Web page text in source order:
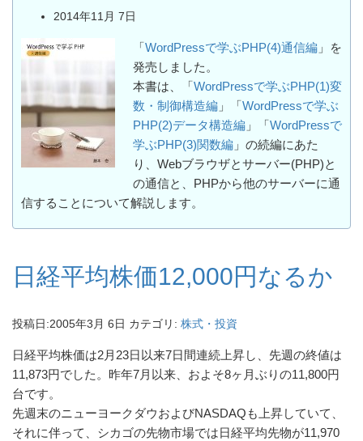
2014年11月 7日
「 WordPressで学ぶPHP(4)通信編 」を
発売しました。
本書は、「 WordPressで学ぶPHP(1)変
数・制御構造編 」「 WordPressで学ぶ
PHP(2)データ構造編 」「 WordPressで
学ぶPHP(3)関数編 」の続編にあた
り、Webブラウザとサーバー(PHP)と
の通信と、PHPから他のサーバーに通
信することについて解説します。
日経平均株価12,000円なるか
投稿日:2005年3月 6日 カテゴリ: 株式・投資
日経平均株価は2月23日以来7日間連続上昇し、先週の終値は
11,873円でした。昨年7月以来、およそ8ヶ月ぶりの11,800円
台です。
先週末のニューヨークダウおよびNASDAQも上昇していて、
それに伴って、シカゴの先物市場では日経平均先物が11,970